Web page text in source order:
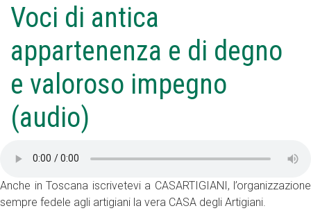
Voci di antica
appartenenza e di degno
e valoroso impegno
(audio)
Anche in Toscana iscrivetevi a CASARTIGIANI, l’organizzazione
sempre fedele agli artigiani la vera CASA degli Artigiani.